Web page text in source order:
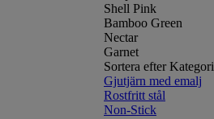
Shell Pink
Bamboo Green
Nectar
Garnet
Sortera efter Kategori
Gjutjärn med emalj
Rostfritt stål
Non-Stick